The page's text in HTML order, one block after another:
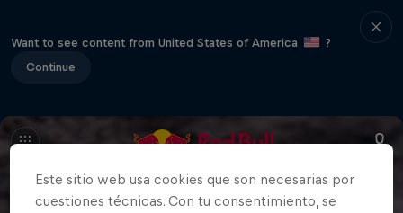
Want to see content from United States of America
?
Continue
Este sitio web usa cookies que son necesarias por
cuestiones técnicas. Con tu consentimiento, se